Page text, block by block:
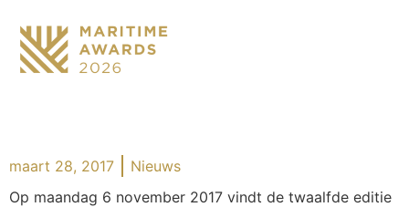
maart 28, 2017
Nieuws
Op maandag 6 november 2017 vindt de twaalfde editie